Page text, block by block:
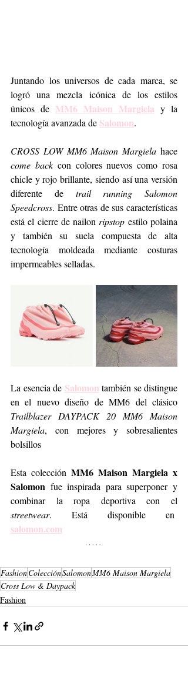
Juntando los universos de cada marca, se
logró una mezcla icónica de los estilos
únicos de MM6 Maison Margiela y la
tecnología avanzada de Salomon.
CROSS LOW MM6 Maison Margiela
come back con colores nuevos como rosa
chicle y rojo brillante, siendo así una versión
diferente de trail running Salomon
Speedcross. Entre otras de sus características
está el cierre de nailon ripstop estilo polaina
y también su suela compuesta de alta
tecnología moldeada mediante costuras
impermeables selladas.
La esencia de Salomon también se distingue
Trailblazer DAYPACK 20 MM6 Maison
Margiela, con mejores y sobresalientes
bolsillos
Esta colección MM6 Maison Margiela x
Salomon fue inspirada para superponer y
streetwear
salomon.com
FashionColecciónSalomonMM6 Maison Margiela
Cross Low & Daypack
Fashion